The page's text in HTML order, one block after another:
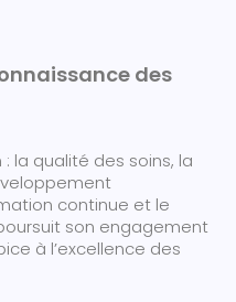
des
qualité des soins, la
continue et le
son engagement
à l’excellence des